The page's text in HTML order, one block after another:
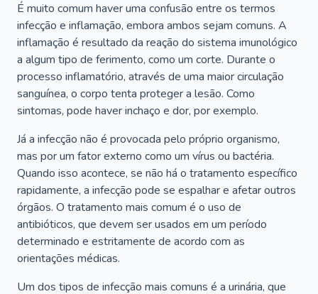
É muito comum haver uma confusão entre os termos
infecção e inflamação, embora ambos sejam comuns. A
inflamação é resultado da reação do sistema imunológico
a algum tipo de ferimento, como um corte. Durante o
processo inflamatório, através de uma maior circulação
sanguínea, o corpo tenta proteger a lesão. Como
sintomas, pode haver inchaço e dor, por exemplo.
Já a infecção não é provocada pelo próprio organismo,
mas por um fator externo como um vírus ou bactéria.
Quando isso acontece, se não há o tratamento específico
rapidamente, a infecção pode se espalhar e afetar outros
órgãos. O tratamento mais comum é o uso de
antibióticos, que devem ser usados em um período
determinado e estritamente de acordo com as
orientações médicas.
Um dos tipos de infecção mais comuns é a urinária, que